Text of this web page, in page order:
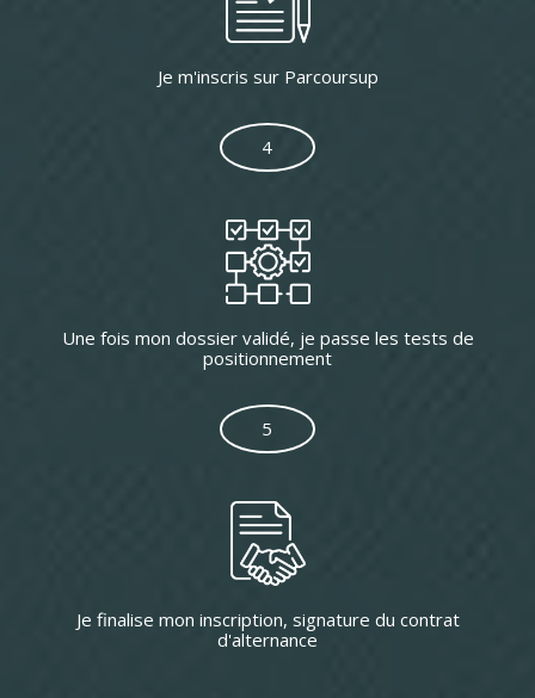
Je m'inscris sur Parcoursup
4
Une fois mon dossier validé, je passe les tests de
positionnement
5
Je finalise mon inscription, signature du contrat
d'alternance